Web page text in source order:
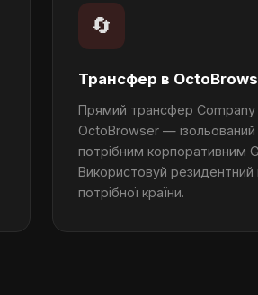
🔄
Трансфер в
Прямий трансфер Company
OctoBrowser — ізольований
потрібним корпоративним
Використовуй резидентний
потрібної країни.